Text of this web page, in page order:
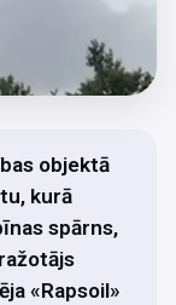
objektā
kurā
spārns,
«Rapsoil»